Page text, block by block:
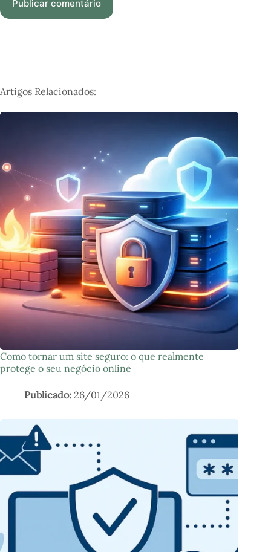
Publicar comentário
Artigos Relacionados:
Como tornar um site seguro: o que realmente
protege o seu negócio online
26/01/2026